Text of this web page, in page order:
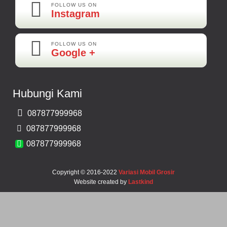
Maya-Palembang
Barang Sudah Sampai Mbak Ratna Makasih
FOLLOW US ON
Instagram
FOLLOW US ON
Google +
Hubungi Kami
087877999968
087877999968
087877999968
Copyright © 2016-2022 Variasi Mobil Grosir
Website created by Lastkind